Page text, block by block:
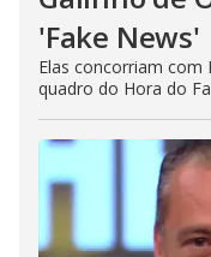
'Fake
Elas concorriam com
quadro do Hora do